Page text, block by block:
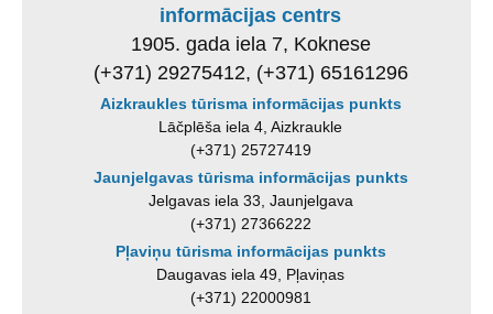
informācijas centrs
1905. gada iela 7, Koknese
(+371) 29275412, (+371) 65161296
Aizkraukles tūrisma informācijas punkts
Lāčplēša iela 4, Aizkraukle
(+371) 25727419
Jaunjelgavas tūrisma informācijas punkts
Jelgavas iela 33, Jaunjelgava
(+371) 27366222
Pļaviņu tūrisma informācijas punkts
Daugavas iela 49, Pļaviņas
(+371) 22000981